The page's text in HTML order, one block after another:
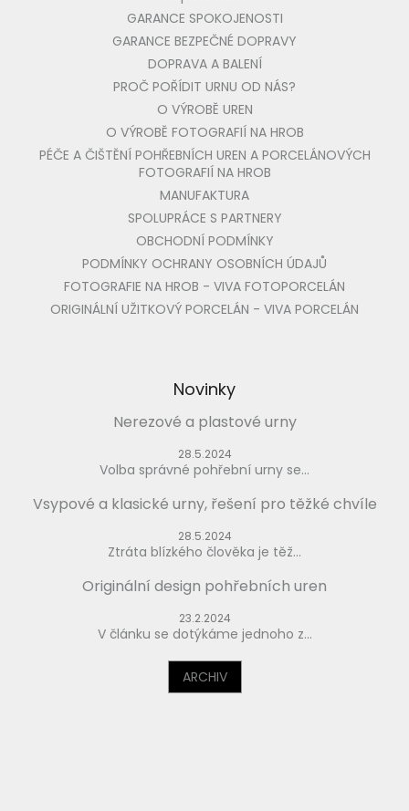
GARANCE SPOKOJENOSTI
GARANCE BEZPEČNÉ DOPRAVY
DOPRAVA A BALENÍ
PROČ POŘÍDIT URNU OD NÁS?
O VÝROBĚ UREN
O VÝROBĚ FOTOGRAFIÍ NA HROB
PÉČE A ČIŠTĚNÍ POHŘEBNÍCH UREN A PORCELÁNOVÝCH
FOTOGRAFIÍ NA HROB
MANUFAKTURA
SPOLUPRÁCE S PARTNERY
OBCHODNÍ PODMÍNKY
PODMÍNKY OCHRANY OSOBNÍCH ÚDAJŮ
FOTOGRAFIE NA HROB - VIVA FOTOPORCELÁN
ORIGINÁLNÍ UŽITKOVÝ PORCELÁN - VIVA PORCELÁN
Novinky
Nerezové a plastové urny
28.5.2024
Volba správné pohřební urny se...
Vsypové a klasické urny, řešení pro těžké chvíle
28.5.2024
Ztráta blízkého člověka je těž...
Originální design pohřebních uren
23.2.2024
V článku se dotýkáme jednoho z...
ARCHIV